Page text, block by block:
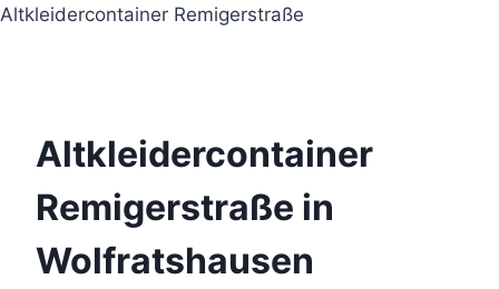
Altkleidercontainer Remigerstraße
Altkleidercontainer
Remigerstraße in
Wolfratshausen